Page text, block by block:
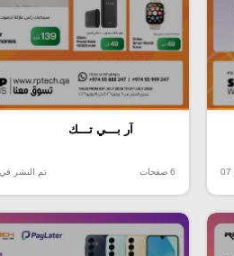
آر بـــي تـــك
6 صفحات تم النشر في